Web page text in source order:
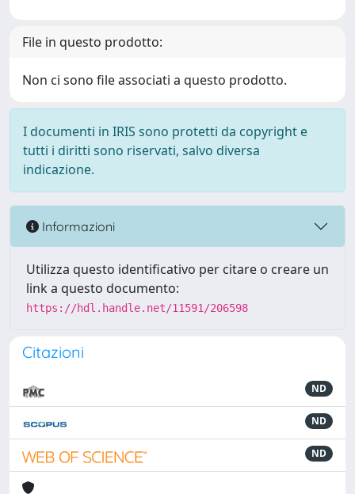
File in questo prodotto:
Non ci sono file associati a questo prodotto.
I documenti in IRIS sono protetti da copyright e
tutti i diritti sono riservati, salvo diversa
indicazione.
Informazioni
Utilizza questo identificativo per citare o creare un
link a questo documento:
https://hdl.handle.net/11591/206598
Citazioni
ND
ND
ND